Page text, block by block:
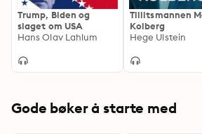
Trump, Biden og
slaget om USA
Hans Olav Lahlum
Tillitsmannen
Kolberg
Hege Ulstein
Gode bøker å starte med